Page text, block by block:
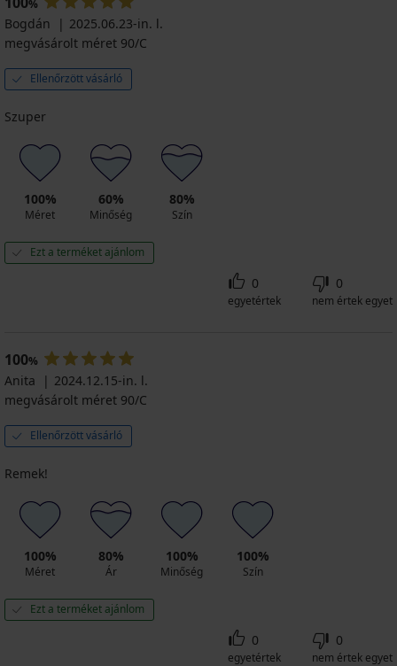
%
Bogdán
2025.06.23-in. l.
megvásárolt méret 90/C
Ellenőrzött vásárló
Szuper
100%
Méret
60%
Minőség
80%
Szín
Ezt a terméket ajánlom
0
egyetértek
0
nem értek egyet
100%
Anita
2024.12.15-in. l.
megvásárolt méret 90/C
Ellenőrzött vásárló
Remek!
100%
Méret
80%
Ár
100%
Minőség
100%
Szín
Ezt a terméket ajánlom
0
egyetértek
0
nem értek egyet